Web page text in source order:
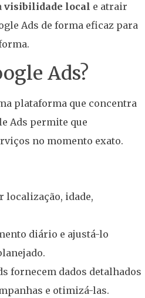
visibilidade local e atrair
Ads de forma eficaz para
Ads?
plataforma que concentra
Ads permite que
no momento exato.
localização, idade,
diário e ajustá-lo
fornecem dados detalhados
e otimizá-las.